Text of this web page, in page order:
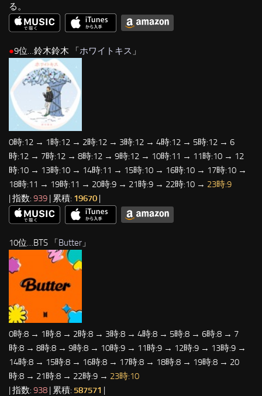
る。
●9位…鈴木鈴木 「ホワイトキス 」
0時:12 → 1時:12 → 2時:12 → 3時:12 → 4時:12 → 5時:12 → 6
時:12 → 7時:12 → 8時:12 → 9時:12 → 10時:11 → 11時:10 → 12
時:10 → 13時:10 → 14時:11 → 15時:10 → 16時:10 → 17時:10 →
18時:11 → 19時:11 → 20時:9 → 21時:9 → 22時:10 → 23時:9
| 指数: 939 | 累積: 19670 |
10位…BTS 「Butter 」
0時:8 → 1時:8 → 2時:8 → 3時:8 → 4時:8 → 5時:8 → 6時:8 → 7
時:8 → 8時:8 → 9時:8 → 10時:9 → 11時:9 → 12時:9 → 13時:9 →
14時:8 → 15時:8 → 16時:8 → 17時:8 → 18時:8 → 19時:8 → 20
時:8 → 21時:8 → 22時:9 → 23時:10
| 指数: 938 | 累積: 587571 |